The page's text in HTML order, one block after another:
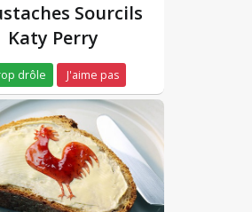
Sourcils
Katy Perry
drôle J'aime pas